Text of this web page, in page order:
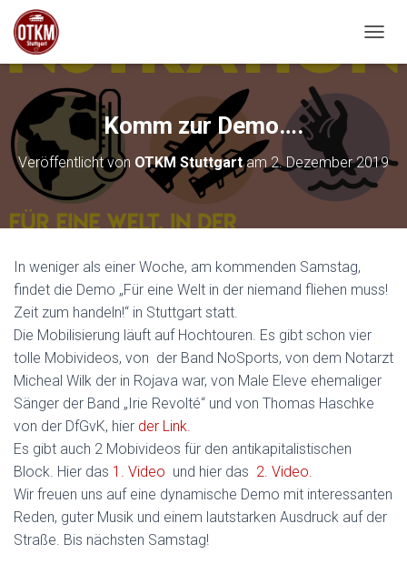
Komm zur Demo….
Veröffentlicht von OTKM Stuttgartam2. Dezember 2019
In weniger als einer Woche, am kommenden Samstag,
findet die Demo „Für eine Welt in der niemand fliehen muss!
Zeit zum handeln!“ in Stuttgart statt.
Die Mobilisierung läuft auf Hochtouren. Es gibt schon vier
tolle Mobivideos, von der Band NoSports, von dem Notarzt
Micheal Wilk der in Rojava war, von Male Eleve ehemaliger
Sänger der Band „Irie Revolté“ und von Thomas Haschke
von der DfGvK, hier der Link.
Es gibt auch 2 Mobivideos für den antikapitalistischen
Block. Hier das 1. Video und hier das 2. Video.
Wir freuen uns auf eine dynamische Demo mit interessanten
Reden, guter Musik und einem lautstarken Ausdruck auf der
Straße. Bis nächsten Samstag!